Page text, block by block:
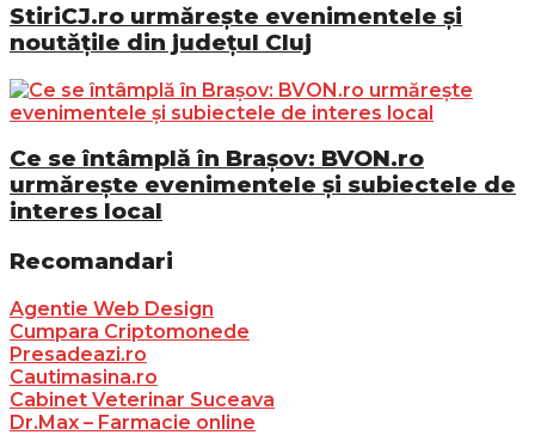
StiriCJ.ro urmărește evenimentele și
noutățile din județul Cluj
Ce se întâmplă în Brașov: BVON.ro
urmărește evenimentele și subiectele de
interes local
Recomandari
Agentie Web Design
Cumpara Criptomonede
Presadeazi.ro
Cautimasina.ro
Cabinet Veterinar Suceava
Dr.Max – Farmacie online